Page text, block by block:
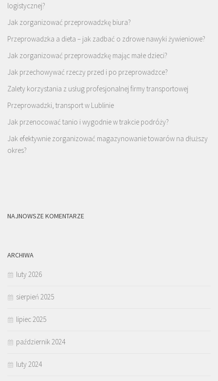
logistycznej?
Jak zorganizować przeprowadzkę biura?
Przeprowadzka a dieta – jak zadbać o zdrowe nawyki żywieniowe?
Jak zorganizować przeprowadzkę mając małe dzieci?
Jak przechowywać rzeczy przed i po przeprowadzce?
Zalety korzystania z usług profesjonalnej firmy transportowej
Przeprowadzki, transport w Lublinie
Jak przenocować tanio i wygodnie w trakcie podróży?
Jak efektywnie zorganizować magazynowanie towarów na dłuższy
okres?
NAJNOWSZE KOMENTARZE
ARCHIWA
luty 2026
sierpień 2025
lipiec 2025
październik 2024
luty 2024